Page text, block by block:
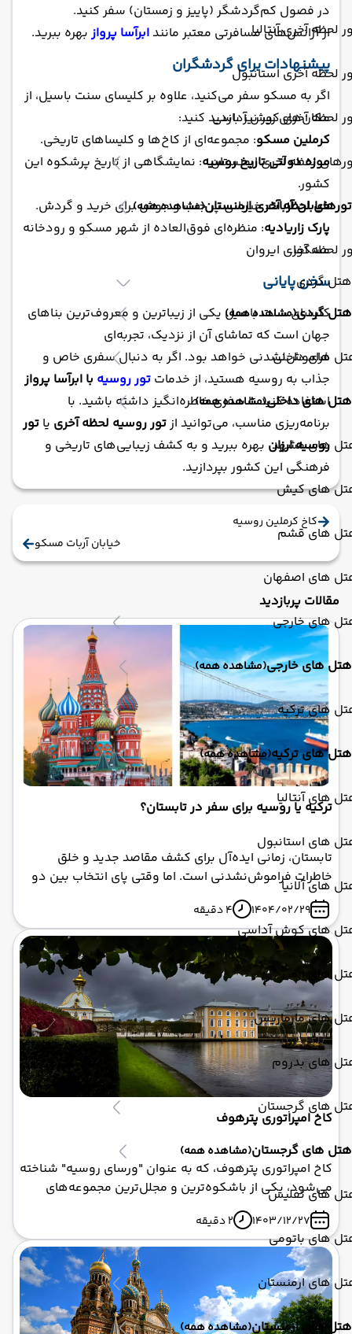
لحظه آخری آنتالیا
لحظه آخری استانبول
لحظه آخری کوش آداسی
لحظه آخری ارمنستان
تورهای لحظه آخری ارمنستان(مشاهده همه)
لحظه آخری ایروان
هتل گردی
هتل گردی(مشاهده همه)
های داخلی
هتل های داخلی(مشاهده همه)
های مشهد
های کیش
های قشم
های اصفهان
های خارجی
هتل های خارجی(مشاهده همه)
های ترکیه
هتل های ترکیه(مشاهده همه)
های آنتالیا
های استانبول
های آلانیا
های کوش آداسی
های ازمیر
های مارماریس
های بدروم
های گرجستان
هتل های گرجستان(مشاهده همه)
های تفلیس
های باتومی
های ارمنستان
هتل های ارمنستان(مشاهده همه)
در فصول کم‌گردشگر (پاییز و زمستان) سفر کنید.
از آژانس‌های مسافرتی معتبر مانندابرآسا پروازبهره ببرید.
پیشنهادات برای گردشگران
اگر به مسکو سفر می‌کنید، علاوه بر کلیسای سنت باسیل، از
مکان‌های زیر نیز بازدید کنید:
کرملین مسکو: مجموعه‌ای از کاخ‌ها و کلیساهای تاریخی.
موزه دولتی تاریخ روسیه: نمایشگاهی از تاریخ پرشکوه این
کشور.
خیابان آربات: خیابانی پر جنب و جوش برای خرید و گردش.
پارک زاریادیه: منظره‌ای فوق‌العاده از شهر مسکو و رودخانه
مسکوا.
سخن پایانی
کلیسای سنت باسیل یکی از زیباترین و معروف‌ترین بناهای
جهان است که تماشای آن از نزدیک، تجربه‌ای
فراموش‌نشدنی خواهد بود. اگر به دنبال سفری خاص و
جذاب به روسیه هستید، از خدمات تور روسیه با ابرآسا پرواز
استفاده کنید تا سفری خاطره‌انگیز داشته باشید. با
برنامه‌ریزی مناسب، می‌توانید ازتور روسیه لحظه آخری یا تور
روسیه ارزان بهره ببرید و به کشف زیبایی‌های تاریخی و
فرهنگی این کشور بپردازید.
کاخ کرملین روسیه
خیابان آربات مسکو
مقالات پربازدید
ترکیه یا روسیه برای سفر در تابستان؟
تابستان، زمانی ایده‌آل برای کشف مقاصد جدید و خلق
خاطرات فراموش‌نشدنی است. اما وقتی پای انتخاب بین دو
مقصد جذاب مانند ترکیه و روسیه به میان می‌آید،
تصمیم‌گیری می‌تواند دشوار باشد. ترکیه با سواحل درخشان،
بازارهای پرجنب‌وجوش، و تاریخ غنی خود، قلب بسیاری از
گردشگران را تسخیر کرده است. در مقابل، روسیه با کاخ‌های
باشکوه، موزه‌های بی‌نظیر، و معماری تاریخی، تجربه‌ای
متفاوت و عمیق ارائه می‌دهد.
1404/02/29 4 دقیقه
کاخ امپراتوری پترهوف
کاخ امپراتوری پترهوف، که به عنوان "ورسای روسیه" شناخته
می‌شود، یکی از باشکوه‌ترین و مجلل‌ترین مجموعه‌های
سلطنتی در جهان است. این کاخ که در نزدیکی سن پترزبورگ
قرار دارد، نمادی از قدرت، زیبایی و هنر معماری روسیه در
دوران پتر کبیر محسوب می‌شود. اگر قصد سفر به روسیه را
دارید، تور روسیه با ابرآسا پرواز می‌تواند بهترین گزینه برای
بازدید از این شاهکار تاریخی باشد.
1403/12/27 2 دقیقه